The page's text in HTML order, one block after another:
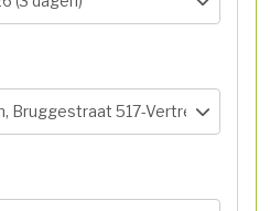
Bruggestraat 517-Vertrekhal